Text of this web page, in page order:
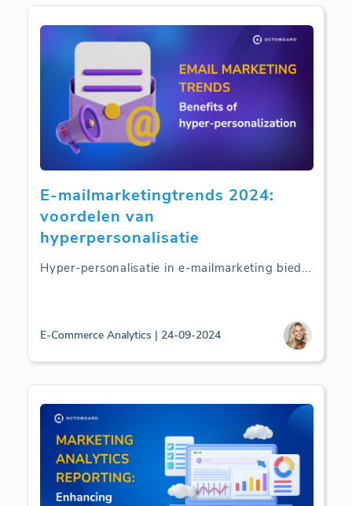
E-mailmarketingtrends 2024:
voordelen van
hyperpersonalisatie
Hyper-personalisatie in e-mailmarketing bied...
E-Commerce Analytics | 24-09-2024